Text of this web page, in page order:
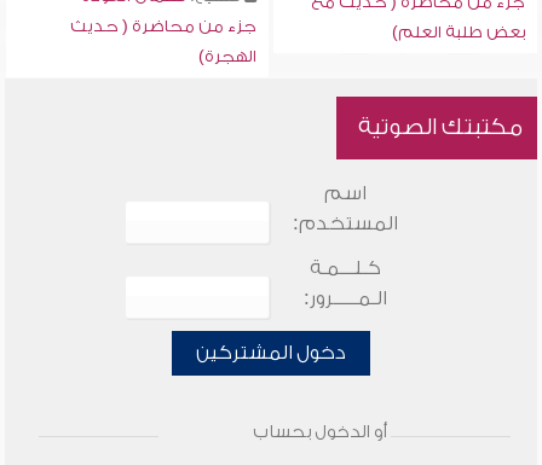
بعض طلبة العلم)
جزء من محاضرة ( حديث
الهجرة)
مكتبتك الصوتية
اسم
المستخدم:
كـلـــمـة
الـمـــــرور:
دخول المشتركين
أو الدخول بحساب